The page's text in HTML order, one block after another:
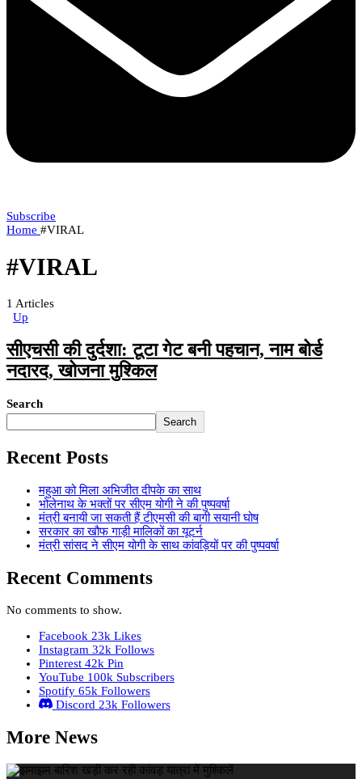
Subscribe
Home #VIRAL
#VIRAL
1 Articles
Up
सीएचसी की दुर्दशा: टूटा गेट बनी पहचान, नाम बोर्ड
नदारद, खोजना मुश्किल
Search
Search
Recent Posts
महुआ को मिला अभिजीत दीपके का साथ
भोलेनाथ के भक्तों पर सीएम योगी ने की पुष्पवर्षा
मंत्री बनायी जा सकती हैं टीएमसी की बागी सयानी घोष
सरकार का खौफ गाड़ी मालिकों का यूटर्न
मंत्री सांसद ने सीएम योगी के साथ कांवड़ियों पर की पुष्पवर्षा
Recent Comments
No comments to show.
Facebook 23k Likes
Instagram 32k Follows
Pinterest 42k Pin
YouTube 100k Subscribers
Spotify 65k Followers
Discord 23k Followers
More News